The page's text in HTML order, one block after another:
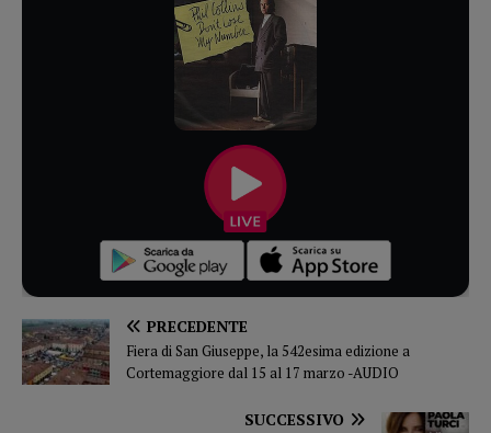
PRECEDENTE
Fiera di San Giuseppe, la 542esima edizione a
Cortemaggiore dal 15 al 17 marzo -AUDIO
SUCCESSIVO